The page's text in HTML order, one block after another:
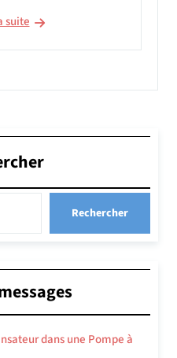
suite
Rechercher
dans une Pompe à